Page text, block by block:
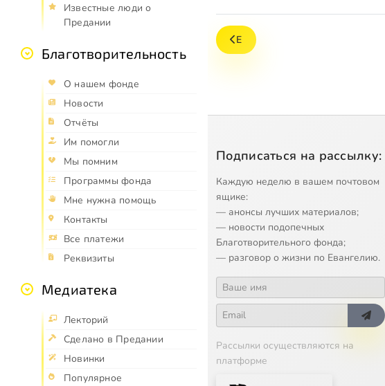
Известные люди о
Предании
Благотворительность
О нашем фонде
Новости
Отчёты
Им помогли
Мы помним
Программы фонда
Мне нужна помощь
Контакты
Все платежи
Реквизиты
Медиатека
Лекторий
Сделано в Предании
Новинки
Популярное
Е
Подписаться на рассылку:
Каждую неделю в вашем почтовом
ящике:
— анонсы лучших материалов;
— новости подопечных
Благотворительного фонда;
— разговор о жизни по Евангелию.
Рассылки осуществляются на
платформе